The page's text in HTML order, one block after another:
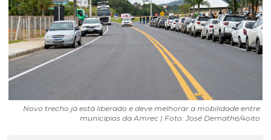
Novo trecho já está liberado e deve melhorar a mobilidade entre
municípios da Amrec | Foto: José Demathé/4oito